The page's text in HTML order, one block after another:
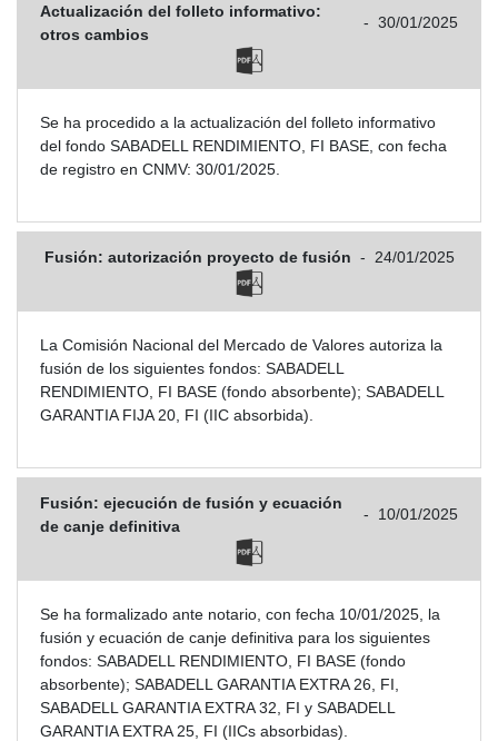
Actualización del folleto informativo:
otros cambios
- 30/01/2025
Se ha procedido a la actualización del folleto informativo
del fondo SABADELL RENDIMIENTO, FI BASE, con fecha
de registro en CNMV: 30/01/2025.
Fusión: autorización proyecto de fusión - 24/01/2025
La Comisión Nacional del Mercado de Valores autoriza la
fusión de los siguientes fondos: SABADELL
RENDIMIENTO, FI BASE (fondo absorbente); SABADELL
GARANTIA FIJA 20, FI (IIC absorbida).
Fusión: ejecución de fusión y ecuación
de canje definitiva
- 10/01/2025
Se ha formalizado ante notario, con fecha 10/01/2025, la
fusión y ecuación de canje definitiva para los siguientes
fondos: SABADELL RENDIMIENTO, FI BASE (fondo
absorbente); SABADELL GARANTIA EXTRA 26, FI,
SABADELL GARANTIA EXTRA 32, FI y SABADELL
GARANTIA EXTRA 25, FI (IICs absorbidas).